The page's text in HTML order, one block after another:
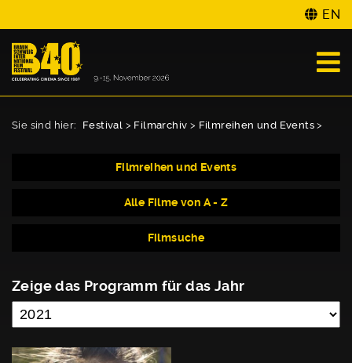
EN
Sie sind hier: Festival > Filmarchiv > Filmreihen und Events >
Filmreihen und Events
Alle Filme von A - Z
Filmsuche
Zeige das Programm für das Jahr